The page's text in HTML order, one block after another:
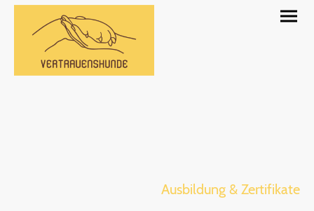
Ausbildung & Zertifikate